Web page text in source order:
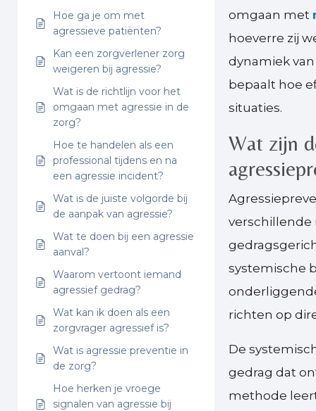
Hoe ga je om met
agressieve patiënten?
Kan een zorgverlener zorg
weigeren bij agressie?
Wat is de richtlijn voor het
omgaan met agressie in de
zorg?
Hoe te handelen als een
professional tijdens en na
een agressie incident?
Wat is de juiste volgorde bij
de aanpak van agressie?
Wat te doen bij een agressie
aanval?
Waarom vertoont iemand
agressief gedrag?
Wat kan ik doen als een
zorgvrager agressief is?
Wat is agressie preventie in
de zorg?
Hoe herken je vroege
signalen van agressie bij
omgaan met
hoeverre zij
dynamiek
bepaalt hoe
situaties.
Wat zijn
verschillende
systemische
richten op
De
gedrag dat
methode